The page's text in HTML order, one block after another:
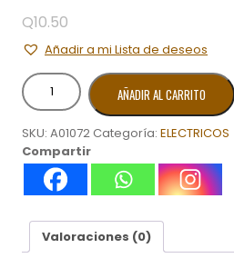
Q10.50
Añadir a mi Lista de deseos
CABLE
ELECTRICO
10
MT.
HILOS
cantidad
AÑADIR AL CARRITO
SKU: A01072 Categoría: ELECTRICOS
Compartir
Valoraciones (0)